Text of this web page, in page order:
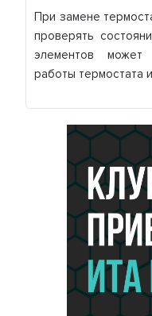
При замене
проверять
элементов может
работы термостата